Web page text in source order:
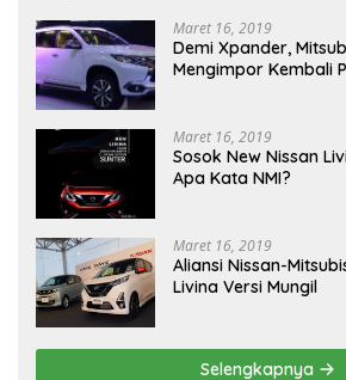
Maret 16, 2019
Demi Xpander,
Mengimpor Kembali
Maret 16, 2019
Sosok New Nissan
Apa Kata NMI?
Maret 16, 2019
Aliansi Nissan-
Livina Versi Mungil
Selengkapnya